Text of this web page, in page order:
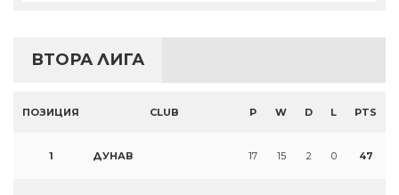
ВТОРА ЛИГА
ПОЗИЦИЯ CLUB P W D L PTS
1 ДУНАВ 17 15 2 0 47